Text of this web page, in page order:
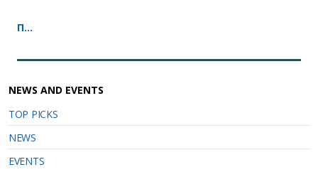
Π…
NEWS AND EVENTS
TOP PICKS
NEWS
EVENTS